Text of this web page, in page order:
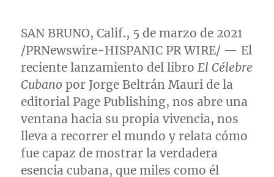
SAN BRUNO, Calif., 5 de marzo de 2021
/PRNewswire-HISPANIC PR WIRE/ — El
reciente lanzamiento del libroEl Célebre
Cubanopor Jorge BeltránMauri de la
editorial Page Publishing, nos abre una
ventana hacia su propia vivencia, nos
lleva a recorrer el mundo y relata cómo
fue capaz de mostrar la verdadera
esencia cubana, que miles como él